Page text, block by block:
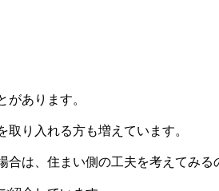
あります。
り入れる方も増えています。
合は、住まい側の工夫を考えてみる